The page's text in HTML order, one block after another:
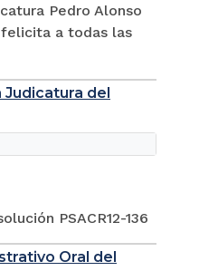
Pedro Alonso
a todas las
Judicatura del
PSACR12-136
Oral del